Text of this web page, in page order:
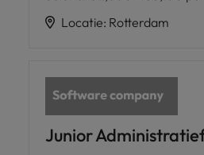
Locatie: Rotterdam
Junior